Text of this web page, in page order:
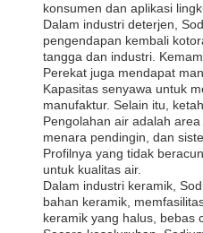
konsumen dan aplikasi
Dalam industri deterjen,
pengendapan kembali
tangga dan industri.
Perekat juga mendapat
Kapasitas senyawa untuk
manufaktur. Selain itu,
Pengolahan air adalah
menara pendingin, dan
Profilnya yang tidak
untuk kualitas air.
Dalam industri keramik,
bahan keramik,
keramik yang halus, bebas